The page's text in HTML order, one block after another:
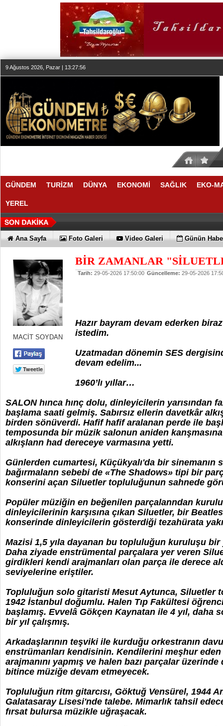
9 Ağustos 2026, Pazar | 13:27:57
GÜNDEM TURİZM DÜNYA EKONOMİ SAĞLIK EKO-
YEREL
Ana Sayfa Foto Galeri Video Galeri Günün
MACİT SOYDAN
BİR ZAMANLAR
Tarih: 29-05-2026 17:50:00 Güncelleme: 29-05-2026
Hazır bayram devam ederken
istedim.
Uzatmadan dönemin SES
devam edelim...
1960’lı yıllar…
SALON hınca hınç dolu, dinleyicilerin yarısından
başlama saati gelmiş. Sabırsız ellerin davetkâr
birden sönüverdi. Hafif hafif aralanan perde ile
temposunda bir müzik salonun aniden kanşmasına
alkışlann had dereceye varmasına yetti.
Günlerden cumartesi, Küçükyalı'da bir sinemanın
bağırmalann sebebi de «The Shadows» tipi bir
konserini açan Siluetler topluluğunun sahnede
Popüler müziğin en beğenilen parçalanndan
dinleyicilerinin karşısına çıkan Siluetler, bir
konserinde dinleyicilerin gösterdiği tezahürata
Mazisi 1,5 yıla dayanan bu topluluğun kuruluşu bir
Daha ziyade enstrümental parçalara yer veren
girdikleri kendi arajmanları olan parça ile derece
seviyelerine eriştiler.
Topluluğun solo gitaristi Mesut Aytunca, Siluetler
1942 İstanbul doğumlu. Halen Tıp Fakültesi
başlamış. Evvelâ Gökçen Kaynatan ile 4 yıl, daha
bir yıl çalışmış.
Arkadaşlarının teşviki ile kurduğu orkestranın
enstrümanları kendisinin. Kendilerini meşhur eden
arajmanını yapmış ve halen bazı parçalar üzerinde
bitince müziğe devam etmeyecek.
Topluluğun ritm gitarcısı, Göktuğ Vensürel, 1944
Galatasaray Lisesi'nde talebe. Mimarlık tahsil
fırsat bulursa müzikle uğraşacak.